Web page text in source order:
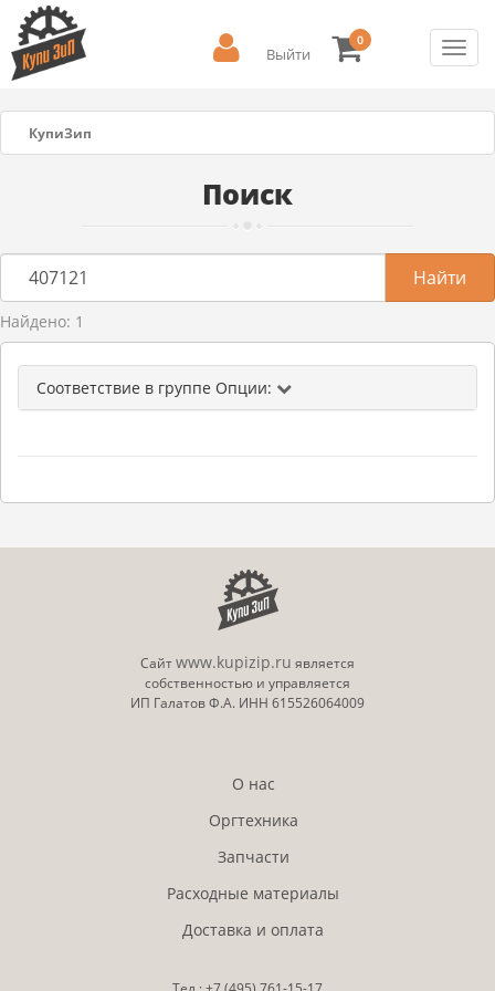
Выйти
0
КупиЗип
Поиск
Найдено: 1
Соответствие в группе Опции:
Сайтwww.kupizip.ru является
собственностью и управляется
ИП Галатов Ф.А. ИНН 615526064009
О нас
Оргтехника
Запчасти
Расходные материалы
Доставка и оплата